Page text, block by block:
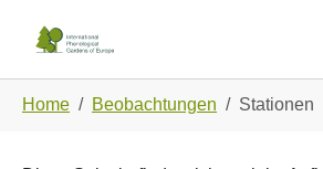
Home Beobachtungen Stationen